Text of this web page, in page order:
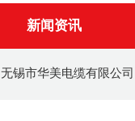
新闻资讯
无锡市华美电缆有限公司